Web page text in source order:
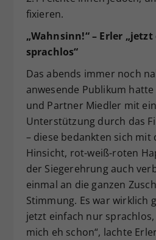
fixieren.
„Wahnsinn!“ – Erler
sprachlos“
Das abends immer noch
anwesende Publikum
und Partner Miedler mit
Unterstützung durch das
– diese bedankten sich
Hinsicht, rot-weiß-roten
der Siegerehrung auch
einmal an die ganzen
Stimmung. Es war wirklich
jetzt einfach nur
mich eh schon“, lachte